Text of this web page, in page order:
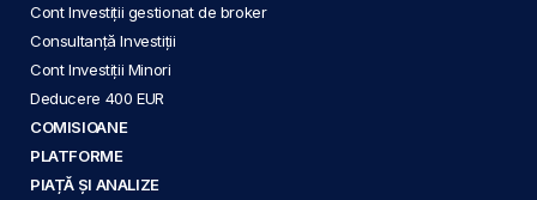
Cont Investiții gestionat de broker
Consultanță Investiții
Cont Investiții Minori
Deducere 400 EUR
COMISIOANE
PLATFORME
PIAȚĂ ȘI ANALIZE